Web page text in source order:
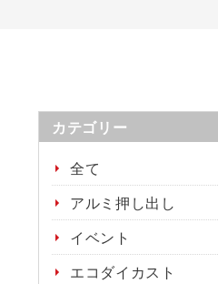
カテゴリー
全て
アルミ押し出し
イベント
エコダイカスト